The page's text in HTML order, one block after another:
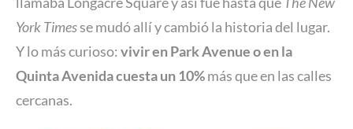
York Timesse mudó allí y cambió la historia del lugar.
Y lo más curioso:vivir en Park Avenue o en la
Quinta Avenida cuesta un 10%más que en las calles
cercanas.